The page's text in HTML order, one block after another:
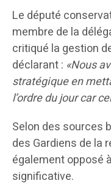
Le député
membre de la
critiqué la gestion
déclarant : «Nous
stratégique en
l’ordre du jour car
Selon des sources
des Gardiens de la
également opposé
significative.